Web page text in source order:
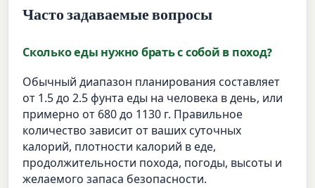
Часто задаваемые вопросы
Сколько еды нужно брать с собой в поход?
Обычный диапазон планирования составляет
от 1.5 до 2.5 фунта еды на человека в день, или
примерно от 680 до 1130 г. Правильное
количество зависит от ваших суточных
калорий, плотности калорий в еде,
продолжительности похода, погоды, высоты и
желаемого запаса безопасности.